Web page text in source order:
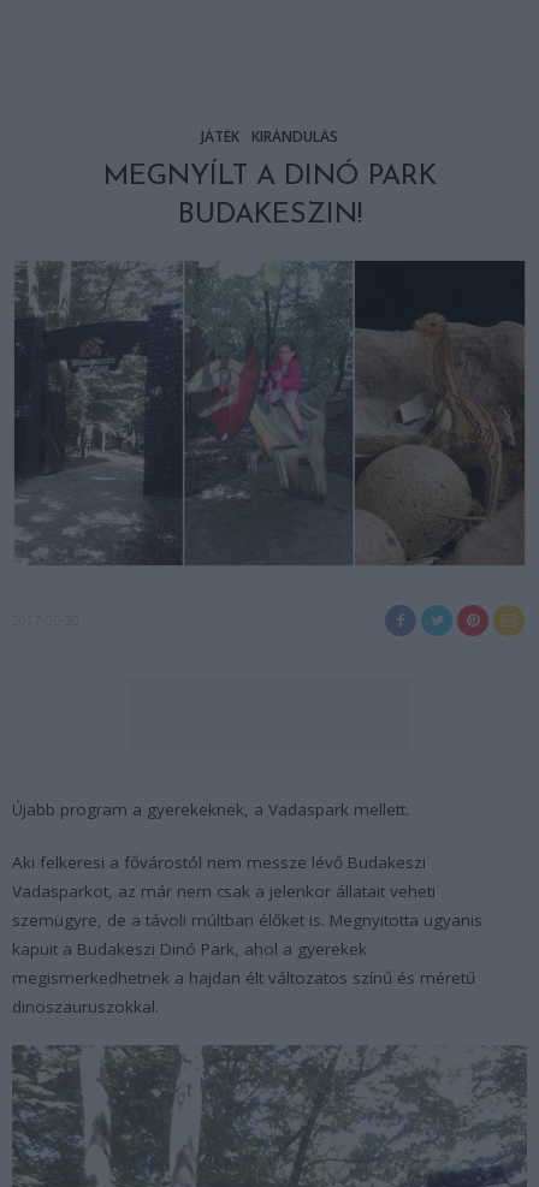
JÁTÉK KIRÁNDULÁS
MEGNYÍLT A DINÓ PARK
BUDAKESZIN!
Újabb program a gyerekeknek, a Vadaspark mellett.
Aki felkeresi a fővárostól nem messze lévő Budakeszi
Vadasparkot, az már nem csak a jelenkor állatait veheti
szemügyre, de a távoli múltban élőket is. Megnyitotta ugyanis
kapuit a Budakeszi Dinó Park, ahol a gyerekek
megismerkedhetnek a hajdan élt változatos színű és méretű
dinoszauruszokkal.